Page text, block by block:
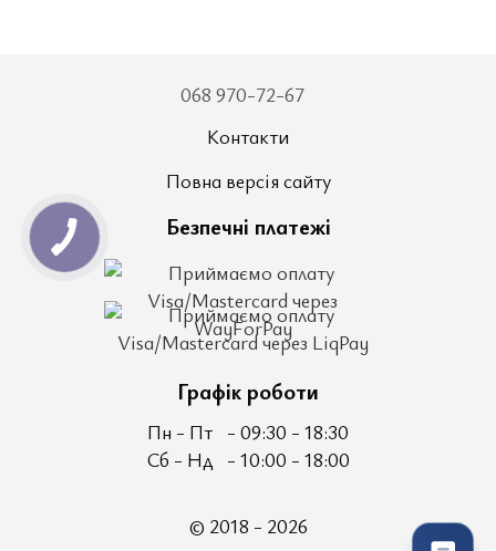
068 970-72-67
Контакти
Повна версія сайту
Безпечні платежі
Графік роботи
Пн - Пт - 09:30 - 18:30
Сб - Нд - 10:00 - 18:00
© 2018 - 2026